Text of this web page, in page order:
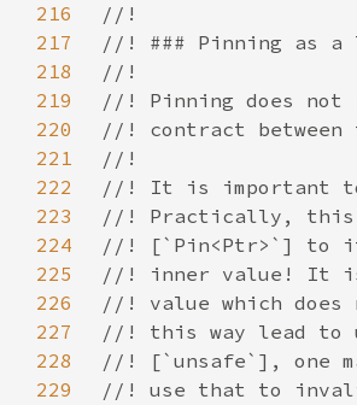
216
217
218
219
220
221
222
223
224
225
226
227
228
229